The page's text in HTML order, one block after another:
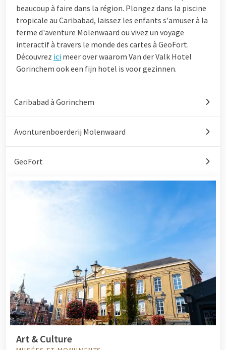
beaucoup à faire dans la région. Plongez dans la piscine
tropicale au Caribabad, laissez les enfants s'amuser à la
ferme d'aventure Molenwaard ou vivez un voyage
interactif à travers le monde des cartes à GeoFort.
Découvrez ici meer over waarom Van der Valk Hotel
Gorinchem ook een fijn hotel is voor gezinnen.
Caribabad à Gorinchem
Avonturenboerderij Molenwaard
GeoFort
Art & Culture